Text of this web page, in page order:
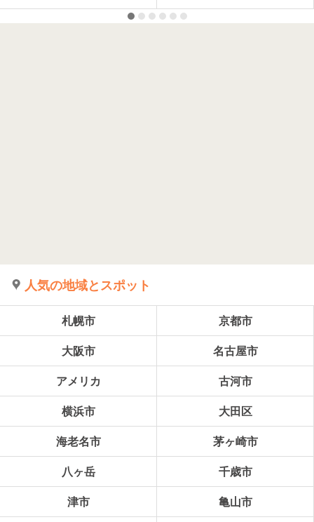
人気の地域とスポット
札幌市
京都市
大阪市
名古屋市
アメリカ
古河市
横浜市
大田区
海老名市
茅ヶ崎市
八ヶ岳
千歳市
津市
亀山市